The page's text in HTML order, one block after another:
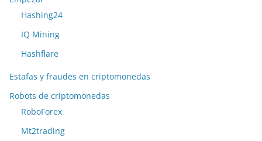
Hashing24
IQ Mining
Hashflare
Estafas y fraudes en criptomonedas
Robots de criptomonedas
RoboForex
Mt2trading